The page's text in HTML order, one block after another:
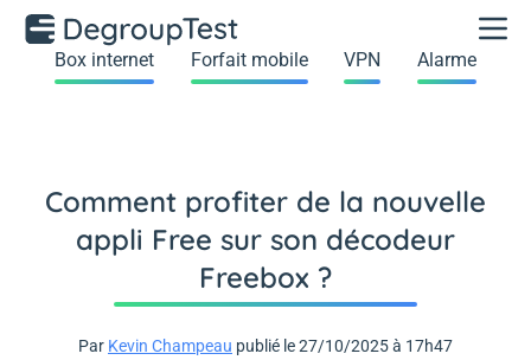
Box internet Forfait mobile VPN Alarme
Comment profiter de la nouvelle
appli Free sur son décodeur
Freebox ?
Par Kevin Champeau publié le 27/10/2025 à 17h47